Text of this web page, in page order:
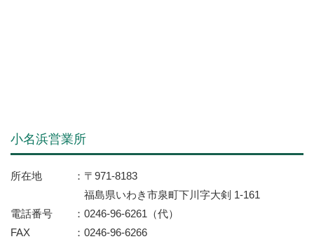
小名浜営業所
所在地
〒971-8183
福島県いわき市泉町下川字大剣 1-161
電話番号
0246-96-6261（代）
FAX
0246-96-6266